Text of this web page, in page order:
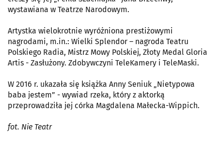
wystawiana w Teatrze Narodowym.
Artystka wielokrotnie wyróżniona prestiżowymi
nagrodami, m.in.: Wielki Splendor – nagroda Teatru
Polskiego Radia, Mistrz Mowy Polskiej, Złoty Medal Gloria
Artis - Zasłużony. Zdobywczyni TeleKamery i TeleMaski.
W 2016 r. ukazała się książka Anny Seniuk „Nietypowa
baba jestem” - wywiad rzeka, który z aktorką
przeprowadziła jej córka Magdalena Małecka-Wippich.
fot. Nie Teatr